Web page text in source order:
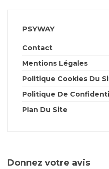
PSYWAY
Contact
Mentions Légales
Politique Cookies Du
Politique De
Plan Du Site
Donnez votre avis